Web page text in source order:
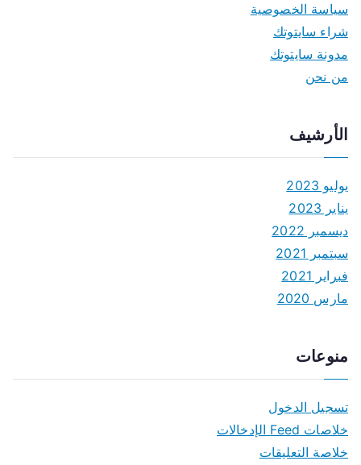
سياسة الخصوصية
شراء سايتوتك
مدونة سايتوتك
من نحن
الأرشيف
يوليو 2023
يناير 2023
ديسمبر 2022
سبتمبر 2021
فبراير 2021
مارس 2020
منوعات
تسجيل الدخول
خلاصات Feed الإدخالات
خلاصة التعليقات